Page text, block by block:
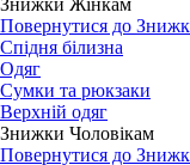
Знижки Жінкам
Повернутися до
Спідня білизна
Одяг
Сумки та рюкзаки
Верхній одяг
Знижки Чоловікам
Повернутися до